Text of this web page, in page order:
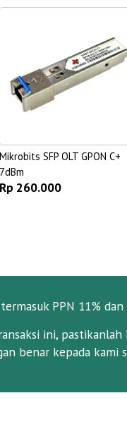
Mikrobits SFP OLT GPON C+
7dBm
Rp 260.000
PPN 11%
ini, pastikanlah
benar kepada kami